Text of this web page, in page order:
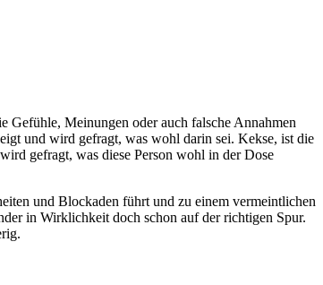
Gefühle, Meinungen oder auch falsche Annahmen
und wird gefragt, was wohl darin sei. Kekse, ist die
gefragt, was diese Person wohl in der Dose
und Blockaden führt und zu einem vermeintlichen
in Wirklichkeit doch schon auf der richtigen Spur.